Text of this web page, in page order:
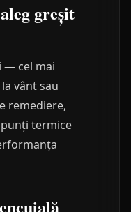
greșit
— cel mai
vânt sau
remediere,
termice